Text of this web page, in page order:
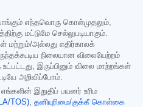
எந்தவொரு கொள்முதலும்,
மட்டுமே செல்லுபடியாகும்.
மற்றும்/அல்லது எதிர்காலக்
நிலையான விலையேற்றம்
இருப்பினும் விலை மாற்றங்கள்
அறிவிப்போம்.
இறுதிப் பயனர் உரிம
TOS) தனியுரிமை/குக்கீ கொள்கை